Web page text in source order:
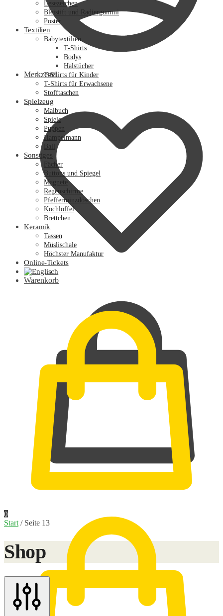
Merkzettel
Warenkorb
Lesezeichen
Bleistift und Radiergummi
Poster
Textilien
Babytextilien
T-Shirts
Bodys
Halstücher
T-Shirts für Kinder
T-Shirts für Erwachsene
Stofftaschen
Spielzeug
Malbuch
Spiele
Puppen
Hampelmann
Ball
Sonstiges
Fächer
Buttons und Spiegel
Magnete
Regenschirme
Pfefferminzdöschen
Kochlöffel
Brettchen
Keramik
Tassen
Müslischale
Höchster Manufaktur
Online-Tickets
0
Start / Seite 13
Shop